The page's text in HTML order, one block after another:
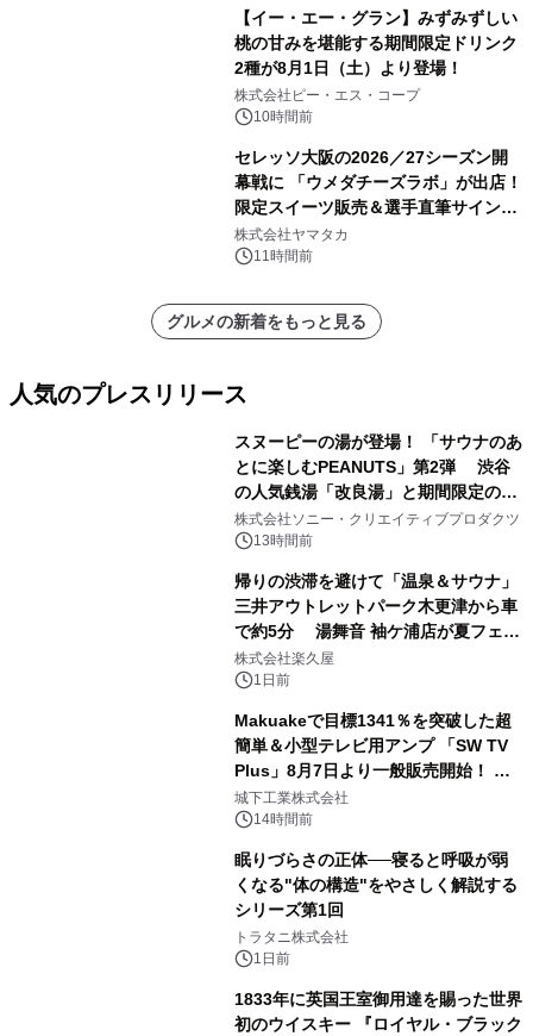
【イー・エー・グラン】みずみずしい
桃の甘みを堪能する期間限定ドリンク
2種が8月1日（土）より登場！
株式会社ピー・エス・コープ
10時間前
セレッソ大阪の2026／27シーズン開
幕戦に 「ウメダチーズラボ」が出店！
限定スイーツ販売＆選手直筆サイング
ッズが当たる抽選会を 8月8日に開催
株式会社ヤマタカ
11時間前
グルメの新着をもっと見る
人気のプレスリリース
スヌーピーの湯が登場！ 「サウナのあ
とに楽しむPEANUTS」第2弾 渋谷
の人気銭湯「改良湯」と期間限定のコ
ラボレーション サウナイキタイコラ
ボグッズも発売決定！
株式会社ソニー・クリエイティブプロダクツ
13時間前
帰りの渋滞を避けて「温泉＆サウナ」
三井アウトレットパーク木更津から車
で約5分 湯舞音 袖ケ浦店が夏フェア
メニューを提供
株式会社楽久屋
1日前
Makuakeで目標1341％を突破した超
簡単＆小型テレビ用アンプ 「SW TV
Plus」8月7日より一般販売開始！ ケ
ーブル1本つなぐだけ、テレビの音が
ぐっと豊かに
城下工業株式会社
14時間前
眠りづらさの正体──寝ると呼吸が弱
くなる"体の構造"をやさしく解説する
シリーズ第1回
トラタニ株式会社
1日前
1833年に英国王室御用達を賜った世界
初のウイスキー 『ロイヤル・ブラック